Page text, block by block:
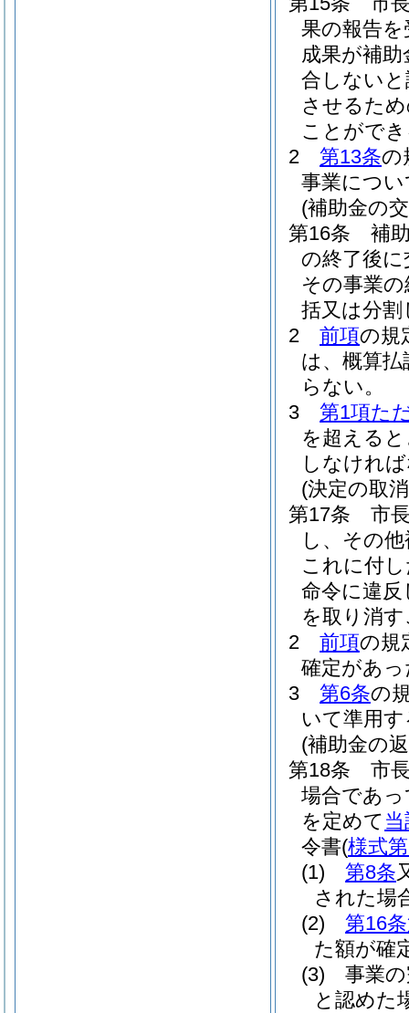
果の報告
成果が補
合しない
させるた
ことがで
2
第13条の
事業につ
(補助金の
第16条
補
の終了後
その事業
括又は分
2
前項の規
は、概算払
らない。
3
第1項た
を超える
しなけれ
(決定の取
第17条
市
し、その
これに付
命令に違
を取り消
2
前項の規
確定があ
3
第6条の
いて準用
(補助金の
第18条
市
場合であっ
を定めて
令書(様式
(1)
第8条
された場
(2)
第16
た額が確
(3)
事業
と認めた